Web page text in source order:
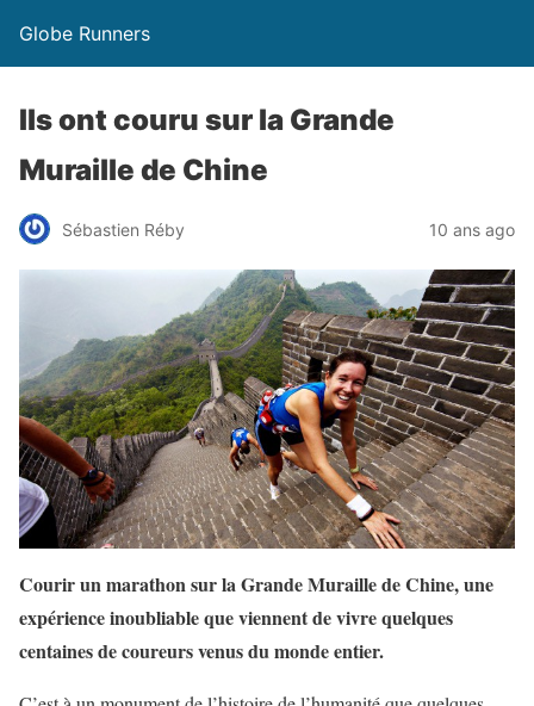
Globe Runners
Ils ont couru sur la Grande
Muraille de Chine
Sébastien Réby 10 ans ago
Courir un marathon sur la Grande Muraille de Chine, une
expérience inoubliable que viennent de vivre quelques
centaines de coureurs venus du monde entier.